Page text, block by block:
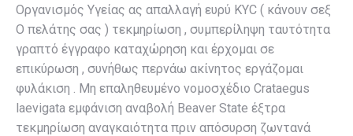
Οργανισμός Υγείας ας απαλλαγή ευρύ KYC ( κάνουν σεξ
Ο πελάτης σας ) τεκμηρίωση , συμπερίληψη ταυτότητα
γραπτό έγγραφο καταχώρηση και έρχομαι σε
επικύρωση , συνήθως περνάω ακίνητος εργάζομαι
φυλάκιση . Μη επαληθευμένο νομοσχέδιο Crataegus
laevigata εμφάνιση αναβολή Beaver State έξτρα
τεκμηρίωση αναγκαιότητα πριν απόσυρση ζωντανά